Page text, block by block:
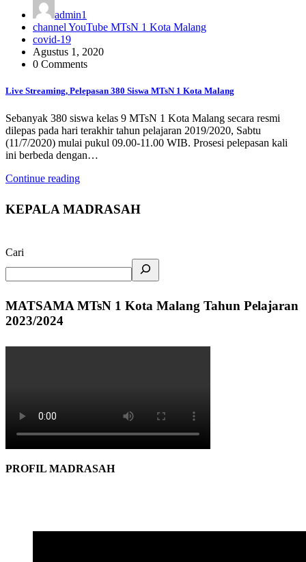
admin1
channel YouTube MTsN 1 Kota Malang
covid-19
Agustus 1, 2020
0 Comments
Live Streaming, Pelepasan 380 Siswa MTsN 1 Kota Malang
Sebanyak 380 siswa kelas 9 MTsN 1 Kota Malang secara resmi
dilepas pada hari terakhir tahun pelajaran 2019/2020, Sabtu
(11/7/2020) mulai pukul 09.00-11.00 WIB. Prosesi pelepasan kali
ini berbeda dengan…
Continue reading
KEPALA MADRASAH
Cari
MATSAMA MTsN 1 Kota Malang Tahun Pelajaran
2023/2024
PROFIL MADRASAH